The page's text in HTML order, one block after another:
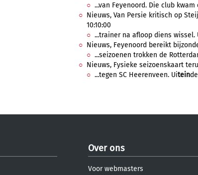
...van Feyenoord. Die club kwam
Nieuws, Van Persie kritisch op
10:10:00
...trainer na afloop diens wissel.
Nieuws, Feyenoord bereikt
...seizoenen trokken de
Nieuws, Fysieke seizoenskaart
...tegen SC Heerenveen. Uitein
Over ons
Voor webmasters